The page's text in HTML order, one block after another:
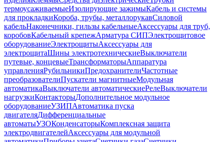
термоусаживаемыеИзолирующие зажимыКабель и системы
для прокладкиКороба, трубы, металлорукавСиловой
кабельНаконечники, гильзы кабельныеАксессуары для труб,
коробовКабельный крепежАрматура СИПЭлектрощитовое
оборудованиеЭлектрощитыАксессуары для
электрощитаШины электротехническиеВыключатели
путевые, концевыеТрансформаторыАппаратура
управленияРубильникиПредохранителиЧастотные
преобразователиПускатели магнитныеМодульная
автоматикаВыключатели автоматическиеРелеВыключатели
нагрузкиКонтакторыДополнительное модульное
оборудованиеУЗИПАвтоматика пуска
двигателяДифференциальные
автоматыУЗОКонденсаторыКомплексная защита
электродвигателейАксессуары для модульной